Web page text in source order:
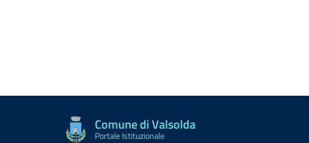
Comune di Valsolda
Portale Istituzionale